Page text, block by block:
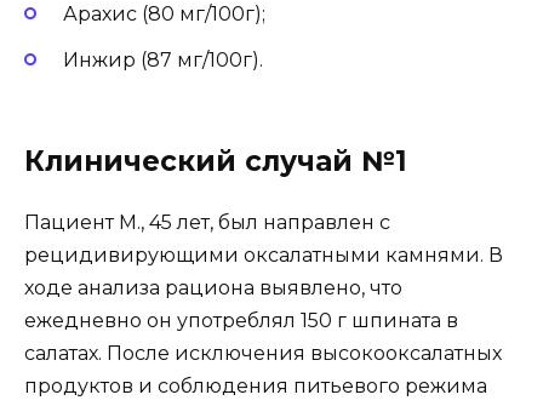
Арахис (80 мг/100г);
Инжир (87 мг/100г).
Клинический случай №1
Пациент М., 45 лет, был направлен с
рецидивирующими оксалатными камнями. В
ходе анализа рациона выявлено, что
ежедневно он употреблял 150 г шпината в
салатах. После исключения высокооксалатных
продуктов и соблюдения питьевого режима